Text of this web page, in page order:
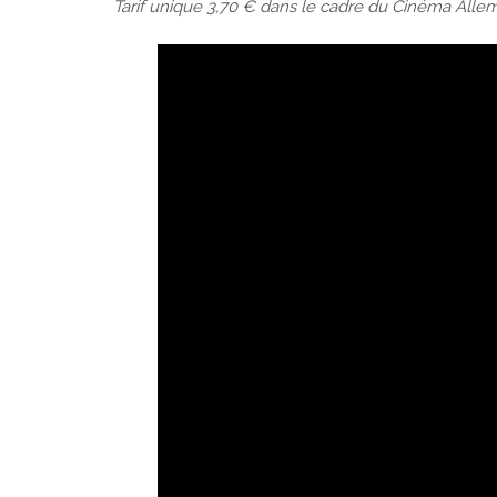
Tarif unique 3,70 € dans le cadre du Cinéma